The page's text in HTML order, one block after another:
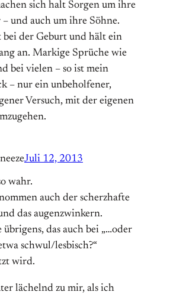
sich halt Sorgen um ihre
und auch um ihre Söhne.
bei der Geburt und hält ein
an. Markige Sprüche wie
bei vielen – so ist mein
– nur ein unbeholfener,
Versuch, mit der eigenen
Juli 12, 2013
wahr.
auch der scherzhafte
das augenzwinkern.
übrigens, das auch bei „…oder
schwul/lesbisch?“
wird.
lächelnd zu mir, als ich